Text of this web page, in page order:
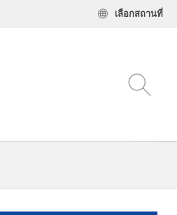
เลือกสถานที่